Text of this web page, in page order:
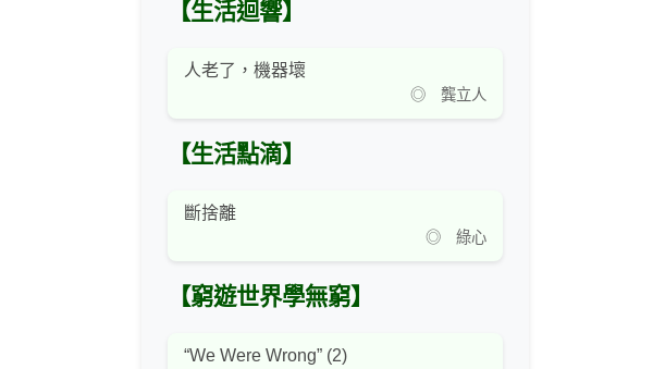
【生活迴響】
人老了，機器壞
◎ 龔立人
【生活點滴】
斷捨離
◎ 綠心
【窮遊世界學無窮】
“We Were Wrong” (2)